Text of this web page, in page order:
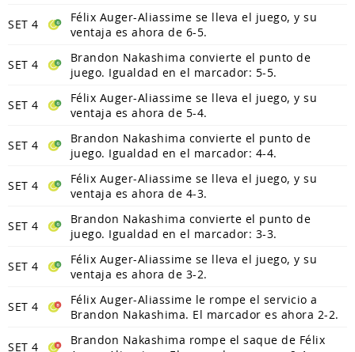
SET 4
Félix Auger-Aliassime se lleva el juego, y su
ventaja es ahora de 6-5.
SET 4
Brandon Nakashima convierte el punto de
juego. Igualdad en el marcador: 5-5.
SET 4
Félix Auger-Aliassime se lleva el juego, y su
ventaja es ahora de 5-4.
SET 4
Brandon Nakashima convierte el punto de
juego. Igualdad en el marcador: 4-4.
SET 4
Félix Auger-Aliassime se lleva el juego, y su
ventaja es ahora de 4-3.
SET 4
Brandon Nakashima convierte el punto de
juego. Igualdad en el marcador: 3-3.
SET 4
Félix Auger-Aliassime se lleva el juego, y su
ventaja es ahora de 3-2.
SET 4
Félix Auger-Aliassime le rompe el servicio a
Brandon Nakashima. El marcador es ahora 2-2.
SET 4
Brandon Nakashima rompe el saque de Félix